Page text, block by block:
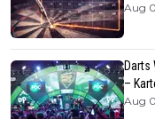
Aug
Darts
–
Aug